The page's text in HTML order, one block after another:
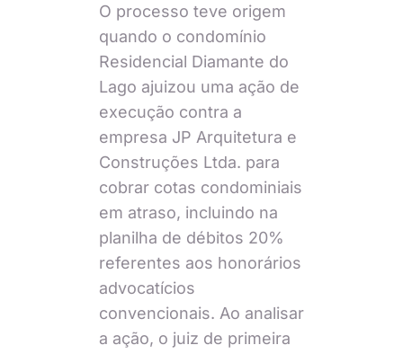
O processo teve origem
quando o condomínio
Residencial Diamante do
Lago ajuizou uma ação de
execução contra a
empresa JP Arquitetura e
Construções Ltda. para
cobrar cotas condominiais
em atraso, incluindo na
planilha de débitos 20%
referentes aos honorários
advocatícios
convencionais. Ao analisar
a ação, o juiz de primeira